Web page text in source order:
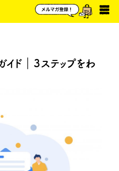
ド｜３ステップをわ